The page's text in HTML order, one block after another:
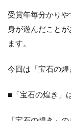
受賞年毎分かり
身が遊んだこと
ます。
今回は「宝石の煌
■「宝石の煌き」